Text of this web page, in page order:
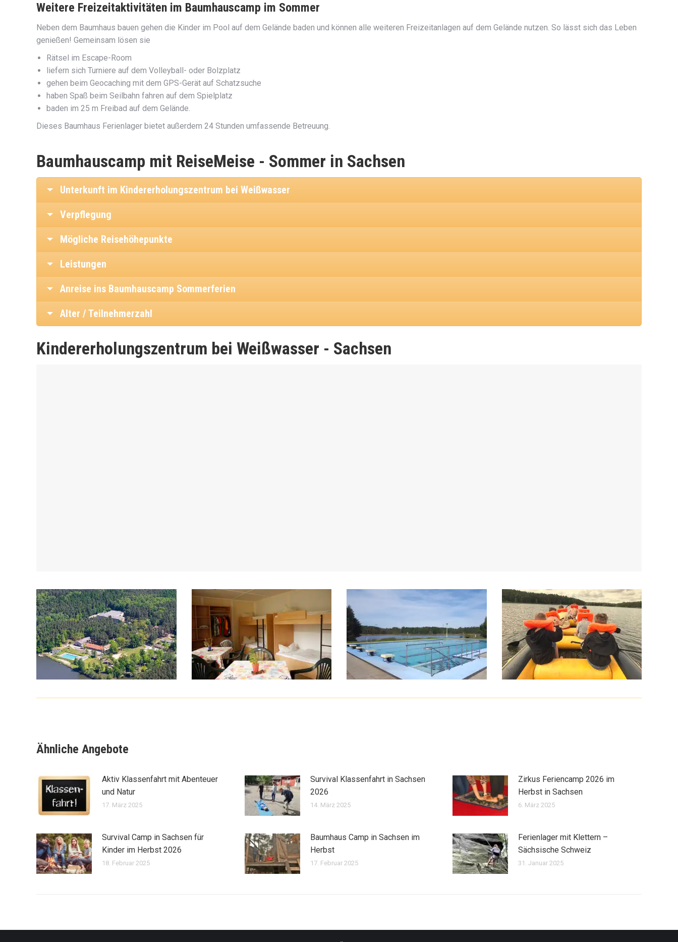
Weitere Freizeitaktivitäten im Baumhauscamp im Sommer
Neben dem Baumhaus bauen gehen die Kinder im Pool auf dem Gelände baden und können alle weiteren Freizeitanlagen auf dem Gelände nutzen. So lässt sich das Leben
genießen! Gemeinsam lösen sie
Rätsel im Escape-Room
liefern sich Turniere auf dem Volleyball- oder Bolzplatz
gehen beim Geocaching mit dem GPS-Gerät auf Schatzsuche
haben Spaß beim Seilbahn fahren auf dem Spielplatz
baden im 25 m Freibad auf dem Gelände.
Dieses Baumhaus Ferienlager bietet außerdem 24 Stunden umfassende Betreuung.
Baumhauscamp mit ReiseMeise - Sommer in Sachsen
Unterkunft im Kindererholungszentrum bei Weißwasser
Verpflegung
Mögliche Reisehöhepunkte
Leistungen
Anreise ins Baumhauscamp Sommerferien
Alter / Teilnehmerzahl
Kindererholungszentrum bei Weißwasser - Sachsen
Ähnliche Angebote
Aktiv Klassenfahrt mit Abenteuer
und Natur
17. März 2025
Survival Klassenfahrt in Sachsen
2026
14. März 2025
Zirkus Feriencamp 2026 im
Herbst in Sachsen
6. März 2025
Survival Camp in Sachsen für
Kinder im Herbst 2026
18. Februar 2025
Baumhaus Camp in Sachsen im
Herbst
17. Februar 2025
Ferienlager mit Klettern –
Sächsische Schweiz
31. Januar 2025